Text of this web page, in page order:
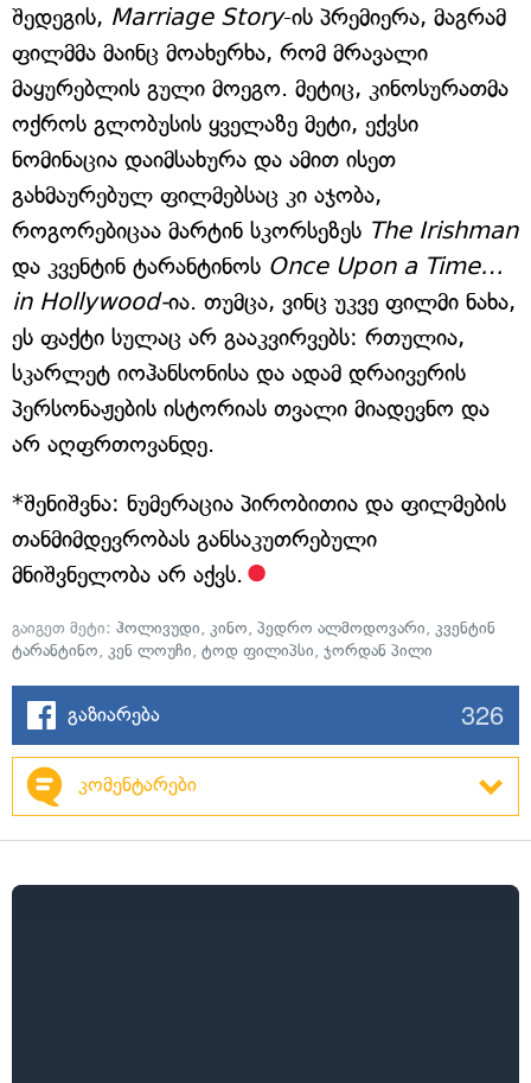
შედეგის, Marriage Story-ის პრემიერა, მაგრამ
ფილმმა მაინც მოახერხა, რომ მრავალი
მაყურებლის გული მოეგო. მეტიც, კინოსურათმა
ოქროს გლობუსის ყველაზე მეტი, ექვსი
ნომინაცია დაიმსახურა და ამით ისეთ
გახმაურებულ ფილმებსაც კი აჯობა,
როგორებიცაა მარტინ სკორსეზეს The Irishman
და კვენტინ ტარანტინოს Once Upon a Time…
in Hollywood-ია. თუმცა, ვინც უკვე ფილმი ნახა,
ეს ფაქტი სულაც არ გააკვირვებს: რთულია,
სკარლეტ იოჰანსონისა და ადამ დრაივერის
პერსონაჟების ისტორიას თვალი მიადევნო და
არ აღფრთოვანდე.
*შენიშვნა: ნუმერაცია პირობითია და ფილმების
თანმიმდევრობას განსაკუთრებული
მნიშვნელობა არ აქვს.
გაიგეთ მეტი: ჰოლივუდი, კინო, პედრო ალმოდოვარი, კვენტინ
ტარანტინო, კენ ლოუჩი, ტოდ ფილიპსი, ჯორდან პილი
გაზიარება 326
კომენტარები